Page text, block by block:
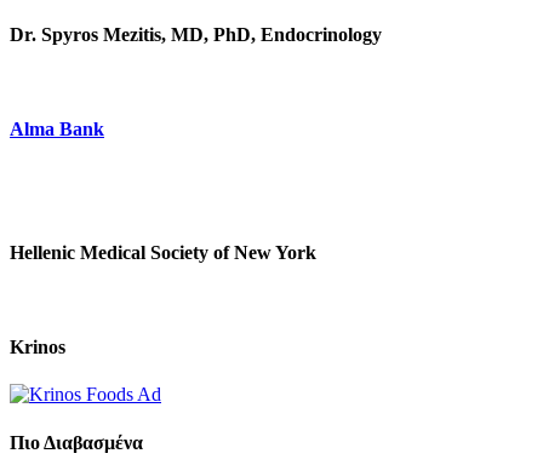
Dr. Spyros Mezitis, MD, PhD, Endocrinology
Alma Bank
Hellenic Medical Society of New York
Krinos
Πιο Διαβασμένα